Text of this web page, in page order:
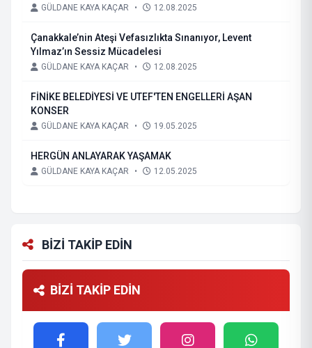
GÜLDANE KAYA KAÇAR • 12.08.2025
Çanakkale’nin Ateşi Vefasızlıkta Sınanıyor, Levent
Yılmaz’ın Sessiz Mücadelesi
GÜLDANE KAYA KAÇAR • 12.08.2025
FİNİKE BELEDİYESİ VE UTEF'TEN ENGELLERİ AŞAN
KONSER
GÜLDANE KAYA KAÇAR • 19.05.2025
HERGÜN ANLAYARAK YAŞAMAK
GÜLDANE KAYA KAÇAR • 12.05.2025
BİZİ TAKİP EDİN
BİZİ TAKİP EDİN